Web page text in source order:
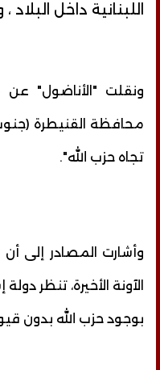
اللبنانية داخل
ونقلت "الأناضول"
محافظة القنيطرة
تجاه حزب الله".
وأشارت المصادر إلى
الآونة الأخيرة، تنظر
بوجود حزب الله بدون